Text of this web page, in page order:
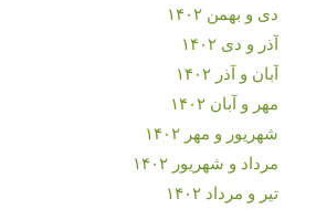
دی و بهمن ۱۴۰۲
آذر و دی ۱۴۰۲
آبان و آذر ۱۴۰۲
مهر و آبان ۱۴۰۲
شهریور و مهر ۱۴۰۲
مرداد و شهریور ۱۴۰۲
تیر و مرداد ۱۴۰۲